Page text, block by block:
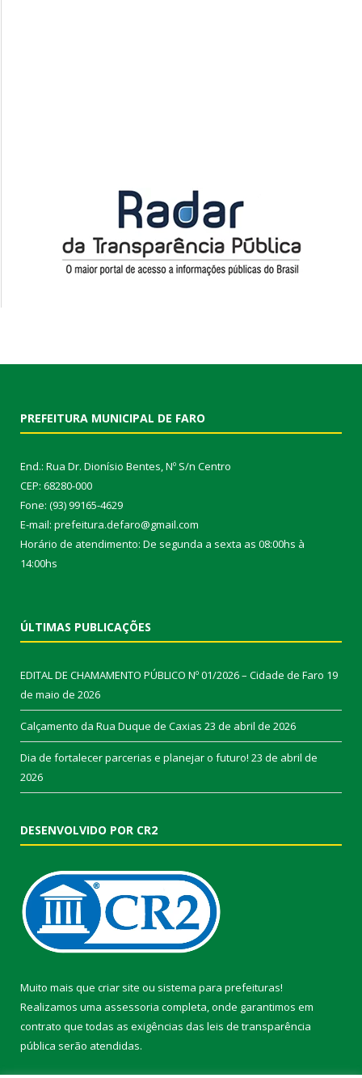
PREFEITURA MUNICIPAL DE FARO
End.: Rua Dr. Dionísio Bentes, Nº S/n Centro
CEP: 68280-000
Fone: (93) 99165-4629
E-mail: prefeitura.defaro@gmail.com
Horário de atendimento: De segunda a sexta as 08:00hs à
14:00hs
ÚLTIMAS PUBLICAÇÕES
EDITAL DE CHAMAMENTO PÚBLICO Nº 01/2026 – Cidade de Faro 19
de maio de 2026
Calçamento da Rua Duque de Caxias 23 de abril de 2026
Dia de fortalecer parcerias e planejar o futuro! 23 de abril de
2026
DESENVOLVIDO POR CR2
Muito mais que criar site ou sistema para prefeituras!
Realizamos uma assessoria completa, onde garantimos em
contrato que todas as exigências das leis de transparência
pública serão atendidas.